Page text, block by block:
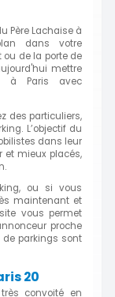
Père Lachaise à
dans votre
de la porte de
mettre
à Paris avec
des particuliers,
L’objectif du
dans leur
et mieux placés,
ou si vous
maintenant et
vous permet
proche
de parkings sont
20
convoité en